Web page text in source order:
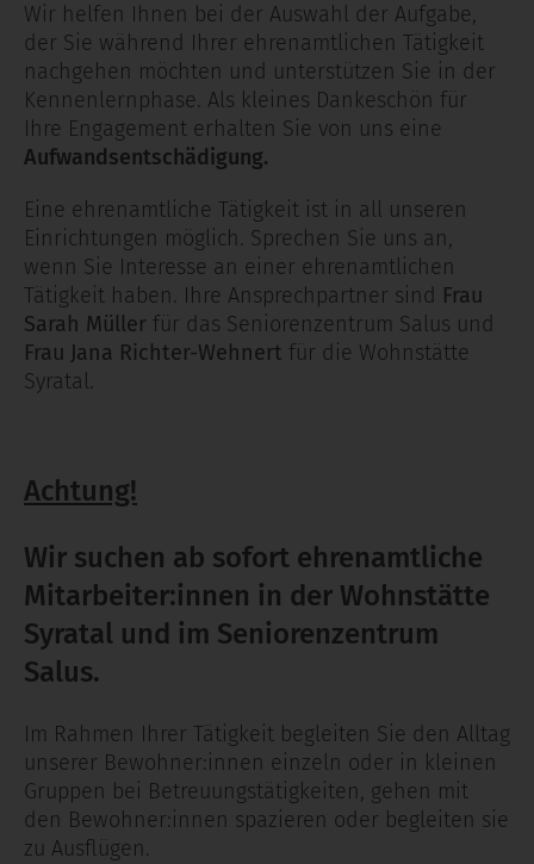
Wir helfen Ihnen bei der Auswahl der Aufgabe,
der Sie während Ihrer ehrenamtlichen Tätigkeit
nachgehen möchten und unterstützen Sie in der
Kennenlernphase. Als kleines Dankeschön für
Ihre Engagement erhalten Sie von uns eine
Aufwandsentschädigung.
Eine ehrenamtliche Tätigkeit ist in all unseren
Einrichtungen möglich. Sprechen Sie uns an,
wenn Sie Interesse an einer ehrenamtlichen
Tätigkeit haben. Ihre Ansprechpartner sind Frau
Sarah Müller für das Seniorenzentrum Salus und
Frau Jana Richter-Wehnert für die Wohnstätte
Syratal.
Achtung!
Wir suchen ab sofort ehrenamtliche
Mitarbeiter:innen in der Wohnstätte
Syratal und im Seniorenzentrum
Salus.
Im Rahmen Ihrer Tätigkeit begleiten Sie den Alltag
unserer Bewohner:innen einzeln oder in kleinen
Gruppen bei Betreuungstätigkeiten, gehen mit
den Bewohner:innen spazieren oder begleiten sie
zu Ausflügen.